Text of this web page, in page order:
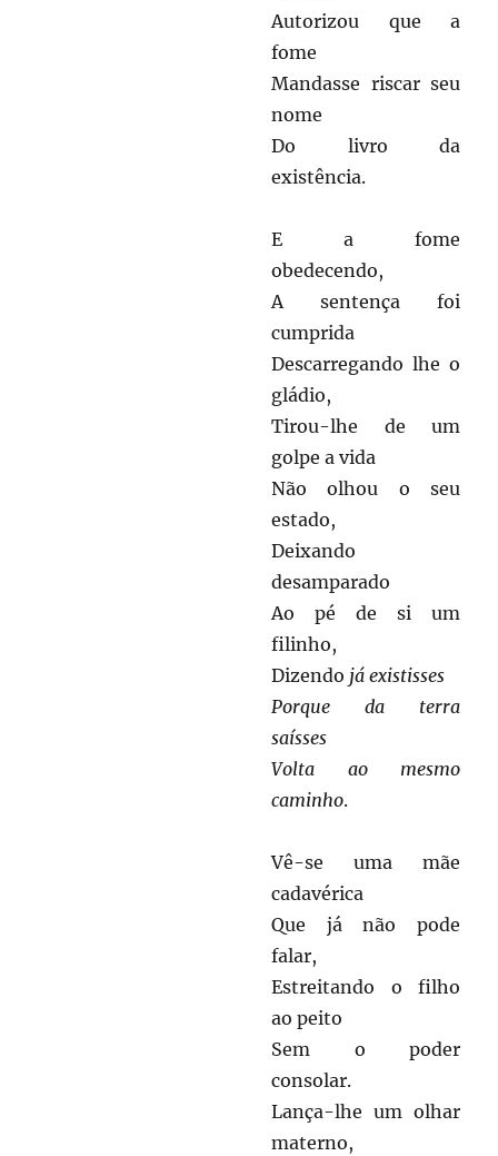
Autorizou que a
fome
Mandasse riscar seu
nome
Do livro da
existência.
E a fome
obedecendo,
A sentença foi
cumprida
Descarregando lhe o
gládio,
Tirou-lhe de um
golpe a vida
Não olhou o seu
estado,
Deixando
desamparado
Ao pé de si um
filinho,
Dizendo já existisses
Porque da terra
saísses
Volta ao mesmo
caminho.
Vê-se uma mãe
cadavérica
Que já não pode
falar,
Estreitando o filho
ao peito
Sem o poder
consolar.
Lança-lhe um olhar
materno,